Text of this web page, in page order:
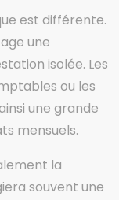
est différente.
une
isolée. Les
ou les
une grande
mensuels.
la
souvent une